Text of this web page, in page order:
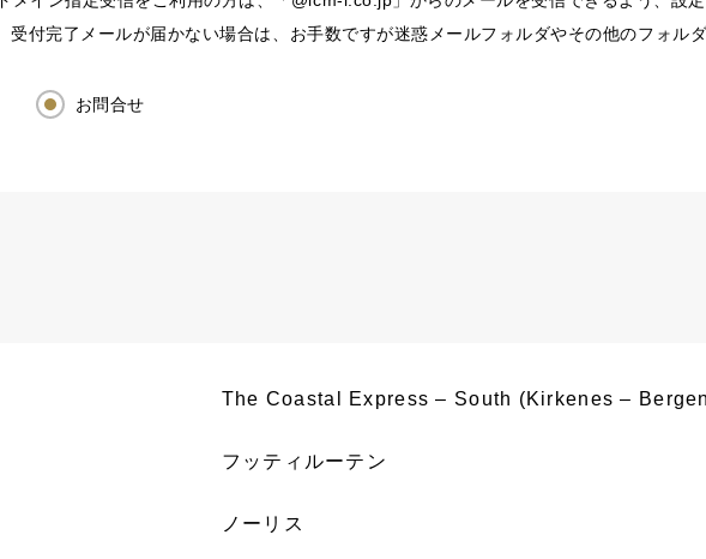
受付完了メールが届かない場合は、お手数ですが迷惑メールフォルダやその他のフォル
お問合せ
The Coastal Express – South (Kirkenes –
フッティルーテン
ノーリス